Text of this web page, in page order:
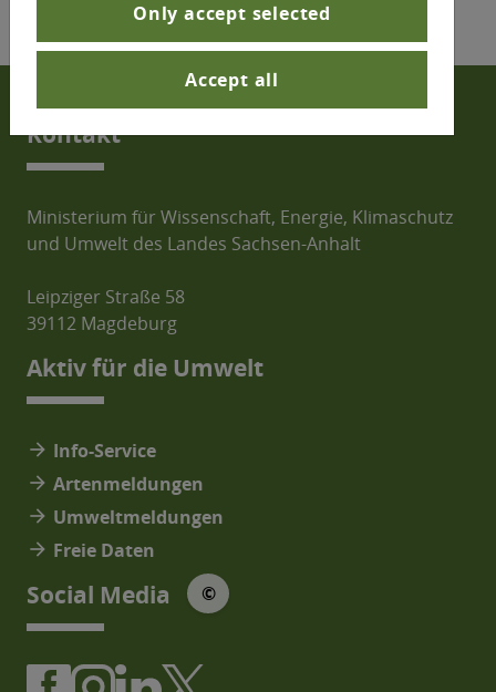
Only accept selected
Accept all
Kontakt
Ministerium für Wissenschaft, Energie, Klimaschutz
und Umwelt des Landes Sachsen-Anhalt
Leipziger Straße 58
39112 Magdeburg
Aktiv für die Umwelt
arrow_forward Info-Service
arrow_forward Artenmeldungen
arrow_forward Umweltmeldungen
arrow_forward Freie Daten
Social Media © © Social Media Icons: jam-